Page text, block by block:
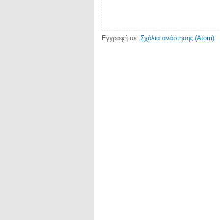
Εγγραφή σε: Σχόλια ανάρτησης (Atom)